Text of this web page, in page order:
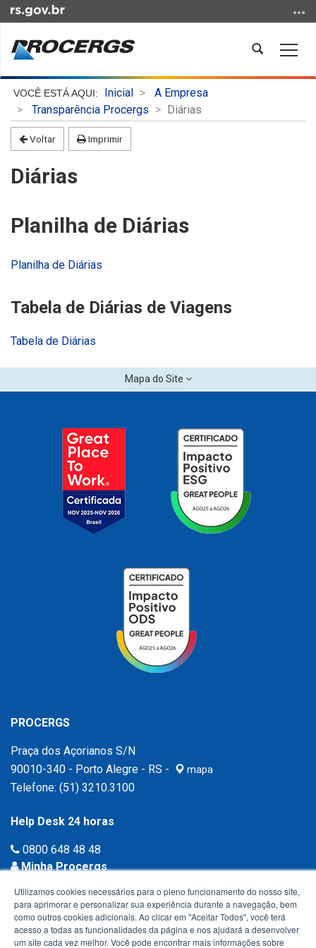
para
conteúdo
Ir
para
menu
Abrir
busca
Início
conteúdo
Inicial
A Empresa
Transparência Procergs
Diárias
Voltar Imprimir
Diárias
Planilha de Diárias
Planilha de Diárias
Tabela de Diárias de Viagens
Tabela de Diárias
Mapa do Site
PROCERGS
Praça dos Açorianos S/N
90010-340 - Porto Alegre - RS -
mapa
Telefone: (51) 3210.3100
Help Desk 24 horas
0800 648 48 48
Minha Procergs
Utilizamos cookies necessários para o pleno funcionamento do nosso site,
para aprimorar e personalizar sua experiência durante a navegação, bem
como outros cookies adicionais. Ao clicar em "Aceitar Todos", você terá
acesso a todas as funcionalidades da página e nos ajudará a desenvolver
um site cada vez melhor. Você pode encontrar mais informações sobre